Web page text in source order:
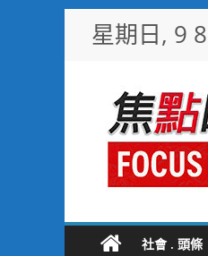
星期日, 9
社會 . 頭條